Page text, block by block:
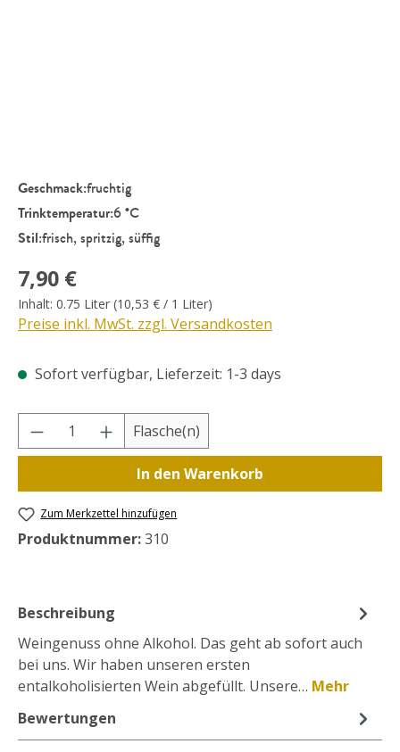
Geschmack:fruchtig
Trinktemperatur:6 °C
Stil:frisch, spritzig, süffig
Regulärer Preis:
7,90 €
Inhalt: 0.75 Liter (10,53 € / 1 Liter)
Preise inkl. MwSt. zzgl. Versandkosten
Sofort verfügbar, Lieferzeit: 1-3 days
Produkt Anzahl: Gib den gewünschten
Flasche(n)
In den Warenkorb
Zum Merkzettel hinzufügen
Produktnummer:310
Beschreibung
Weingenuss ohne Alkohol. Das geht ab sofort auch
bei uns. Wir haben unseren ersten
entalkoholisierten Wein abgefüllt. Unsere… Mehr
Bewertungen